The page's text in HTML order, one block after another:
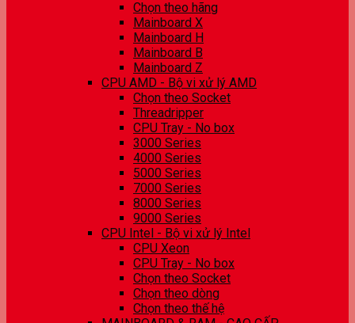
Chọn theo hãng
Mainboard X
Mainboard H
Mainboard B
Mainboard Z
CPU AMD - Bộ vi xử lý AMD
Chọn theo Socket
Threadripper
CPU Tray - No box
3000 Series
4000 Series
5000 Series
7000 Series
8000 Series
9000 Series
CPU Intel - Bộ vi xử lý Intel
CPU Xeon
CPU Tray - No box
Chọn theo Socket
Chọn theo dòng
Chọn theo thế hệ